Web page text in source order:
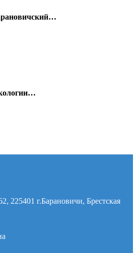
225401 г.Барановичи, Брестская